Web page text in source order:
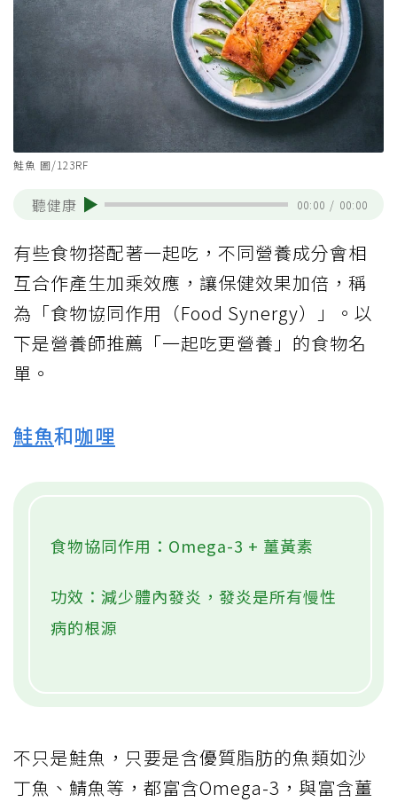
鮭魚 圖/123RF
聽健康 00:00 / 00:00
有些食物搭配著一起吃，不同營養成分會相
互合作產生加乘效應，讓保健效果加倍，稱
為「食物協同作用（Food Synergy）」。以
下是營養師推薦「一起吃更營養」的食物名
單。
鮭魚和咖哩
食物協同作用：Omega-3 + 薑黃素
功效：減少體內發炎，發炎是所有慢性
病的根源
不只是鮭魚，只要是含優質脂肪的魚類如沙
丁魚、鯖魚等，都富含Omega-3，與富含薑